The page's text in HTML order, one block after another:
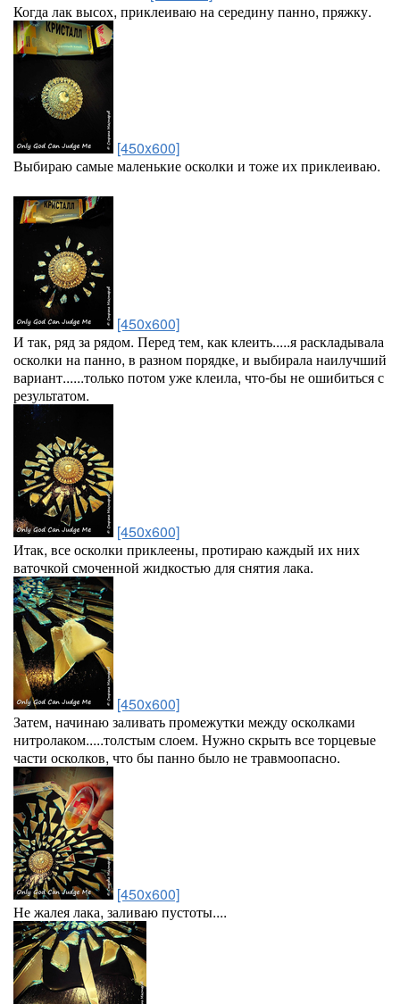
Когда лак высох, приклеиваю на середину панно, пряжку.
[450x600]
Выбираю самые маленькие осколки и тоже их приклеиваю.
[450x600]
И так, ряд за рядом. Перед тем, как клеить.....я раскладывала
осколки на панно, в разном порядке, и выбирала наилучший
вариант......только потом уже клеила, что-бы не ошибиться с
результатом.
[450x600]
Итак, все осколки приклеены, протираю каждый их них
ваточкой смоченной жидкостью для снятия лака.
[450x600]
Затем, начинаю заливать промежутки между осколками
нитролаком.....толстым слоем. Нужно скрыть все торцевые
части осколков, что бы панно было не травмоопасно.
[450x600]
Не жалея лака, заливаю пустоты....